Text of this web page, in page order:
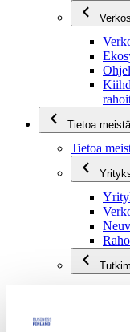
Tietoa
Tietoa